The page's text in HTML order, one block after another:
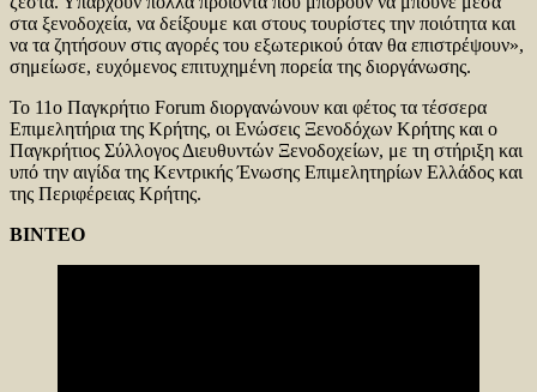
στα ξενοδοχεία, να δείξουμε και στους τουρίστες την ποιότητα και
να τα ζητήσουν στις αγορές του εξωτερικού όταν θα επιστρέψουν»,
σημείωσε, ευχόμενος επιτυχημένη πορεία της διοργάνωσης.
Το 11ο Παγκρήτιο Forum διοργανώνουν και φέτος τα τέσσερα
Επιμελητήρια της Κρήτης, οι Ενώσεις Ξενοδόχων Κρήτης και ο
Παγκρήτιος Σύλλογος Διευθυντών Ξενοδοχείων, με τη στήριξη και
υπό την αιγίδα της Κεντρικής Ένωσης Επιμελητηρίων Ελλάδος και
της Περιφέρειας Κρήτης.
ΒΙΝΤΕΟ